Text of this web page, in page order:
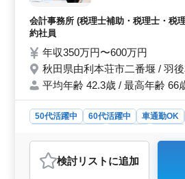
厚生＞ 賞与は年2回・計4ヶ月分と高水準です。また、
雇用・労災・健康・厚生年金が完
に安心して働ける職場です。車通勤
給されるため、通勤の負担が軽減さ
成及び税務相談業務
が可能です。 ※残業
歳以上も活躍してい
での経験を活かして
しております。
会計事務所 (税理士補助・税理士・税
約社員
年収350万円〜600万円
秋田県由利本荘市二番堰 / 羽
平均年齢 42.3歳 / 最高年齢 66
50代活躍中 60代活躍中 車通勤OK
おすすめポイント
検討リスト に追加